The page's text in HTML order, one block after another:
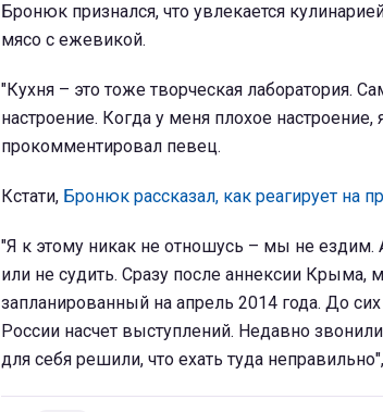
Бронюк признался, что увлекается
мясо с ежевикой.
"Кухня – это тоже творческая лаборатория.
настроение. Когда у меня плохое
прокомментировал певец.
Кстати, Бронюк рассказал, как реагирует на
"Я к этому никак не отношусь – мы не
или не судить. Сразу после аннексии Крыма,
запланированный на апрель 2014 года. До
России насчет выступлений. Недавно
для себя решили, что ехать туда